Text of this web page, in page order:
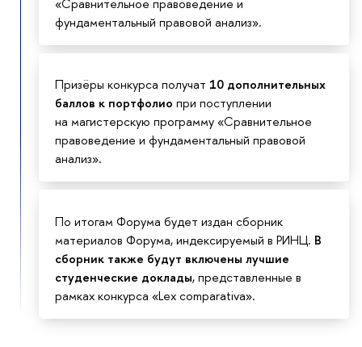
фундаментальный правовой анализ».
Призёры конкурса получат 10 дополнительных
баллов к портфолио при поступлении
на магистерскую программу «Сравнительное
правоведение и фундаментальный правовой
анализ».
По итогам Форума будет издан сборник
материалов Форума, индексируемый в РИНЦ. В
сборник также будут включены лучшие
студенческие доклады, представленные в
рамках конкурса «Lex comparativa».